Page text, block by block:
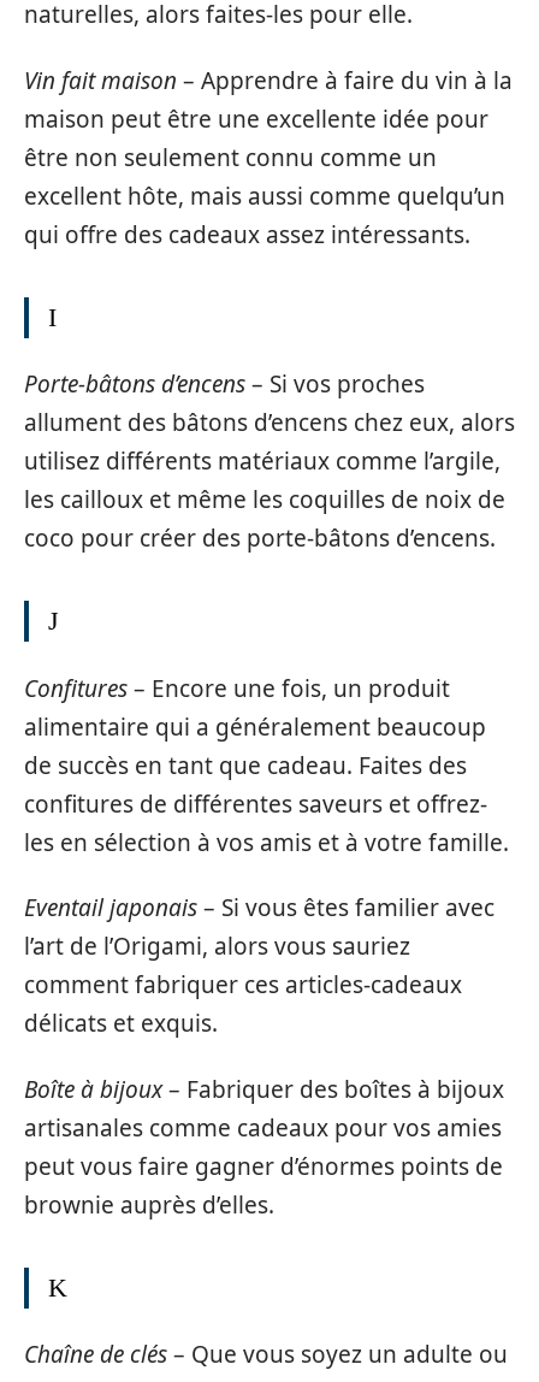
naturelles, alors faites-les pour elle.
Vin fait maison – Apprendre à faire du vin à la
maison peut être une excellente idée pour
être non seulement connu comme un
excellent hôte, mais aussi comme quelqu’un
qui offre des cadeaux assez intéressants.
I
Porte-bâtons d’encens– Si vos proches
allument des bâtons d’encens chez eux, alors
utilisez différents matériaux comme l’argile,
les cailloux et même les coquilles de noix de
coco pour créer des porte-bâtons d’encens.
J
Confitures– Encore une fois, un produit
alimentaire qui a généralement beaucoup
de succès en tant que cadeau. Faites des
confitures de différentes saveurs et offrez-
les en sélection à vos amis et à votre famille.
Eventail japonais– Si vous êtes familier avec
l’art de l’Origami, alors vous sauriez
comment fabriquer ces articles-cadeaux
délicats et exquis.
Boîte à bijoux– Fabriquer des boîtes à bijoux
artisanales comme cadeaux pour vos amies
peut vous faire gagner d’énormes points de
brownie auprès d’elles.
K
Chaîne de clés– Que vous soyez un adulte ou